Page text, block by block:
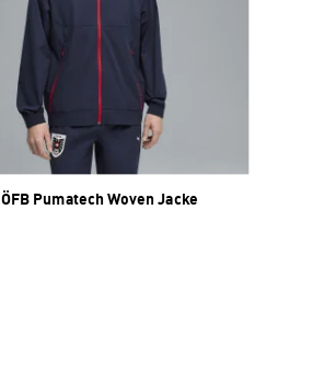
ÖFB Pumatech Woven Jacke